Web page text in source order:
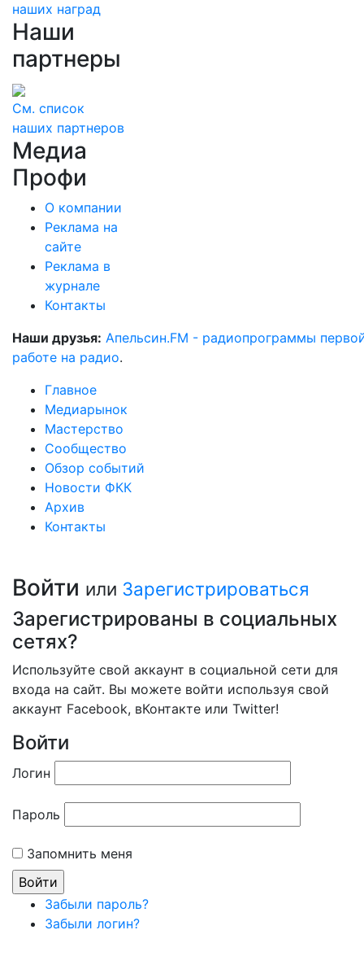
наших наград
Наши
партнеры
См. список
наших партнеров
Медиа
Профи
О компании
Реклама на
сайте
Реклама в
журнале
Контакты
Наши друзья: Апельсин.FM - радиопрограммы
работе на радио.
Главное
Медиарынок
Мастерство
Сообщество
Обзор событий
Новости ФКК
Архив
Контакты
Войти или Зарегистрироваться
Зарегистрированы в социальных
сетях?
Используйте свой аккаунт в социальной сети для
входа на сайт. Вы можете войти используя свой
аккаунт Facebook, вКонтакте или Twitter!
Войти
Логин
Пароль
Запомнить меня
Забыли пароль?
Забыли логин?